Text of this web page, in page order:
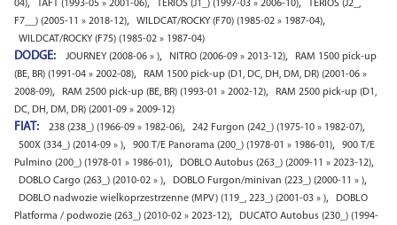
04), TAFT (1993-05 » 2001-06), TERIOS (J1_) (1997-03 » 2006-10),
TERIOS (J2_,
F7__) (2005-11 » 2018-12), WILDCAT/ROCKY (F70) (1985-02 » 1987-04),
WILDCAT/ROCKY (F75) (1985-02 » 1987-04)
DODGE: JOURNEY (2008-06 » ), NITRO (2006-09 » 2013-12),
RAM 1500 pick-up
(BE, BR) (1991-04 » 2002-08),
RAM 1500 pick-up (D1, DC, DH, DM, DR) (2001-06 »
2008-09), RAM 2500 pick-up (BE, BR) (1993-01 » 2002-12),
RAM 2500 pick-up (D1,
DC, DH, DM, DR) (2001-09 » 2009-12)
FIAT: 238 (238_) (1966-09 » 1982-06), 242 Furgon (242_) (1975-10 » 1982-07),
500X (334_) (2014-09 » ), 900 T/E Panorama (200_) (1978-01 » 1986-01),
900 T/E
Pulmino (200_) (1978-01 » 1986-01), DOBLO Autobus (263_) (2009-11 » 2023-12),
DOBLO Cargo (263_) (2010-02 » ), DOBLO Furgon/minivan (223_) (2000-11 » ),
DOBLO nadwozie wielkoprzestrzenne (MPV) (119_, 223_) (2001-03 » ),
DOBLO
Platforma / podwozie (263_) (2010-02 » 2023-12),
DUCATO Autobus (230_) (1994-